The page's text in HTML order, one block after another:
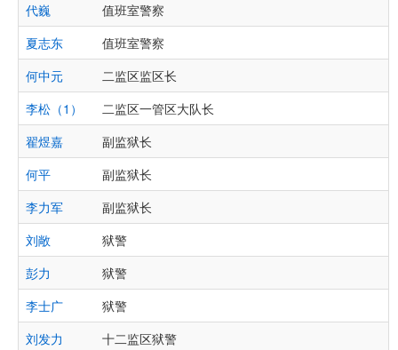
代巍
值班室警察
夏志东
值班室警察
何中元
二监区监区长
李松（1）
二监区一管区大队长
翟煜嘉
副监狱长
何平
副监狱长
李力军
副监狱长
刘敞
狱警
彭力
狱警
李士广
狱警
刘发力
十二监区狱警